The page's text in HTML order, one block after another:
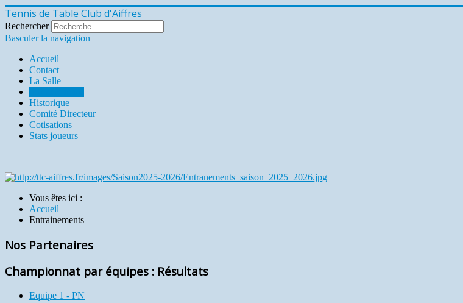
Tennis de Table Club d'Aiffres
Rechercher
Basculer la navigation
Accueil
Contact
La Salle
Historique
Comité Directeur
Cotisations
Stats joueurs
Vous êtes ici :
Accueil
Entrainements
Nos Partenaires
Championnat par équipes : Résultats
Equipe 1 - PN